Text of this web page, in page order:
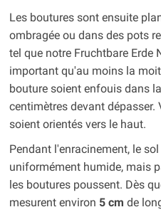
Les boutures sont ensuite
ombragée ou dans des pots
tel que notre Fruchtbare Erde
important qu'au moins la
bouture soient enfouis dans
centimètres devant dépasser.
soient orientés vers le haut.
Pendant l'enracinement, le
uniformément humide, mais
les boutures poussent. Dès
mesurent environ 5 cm de